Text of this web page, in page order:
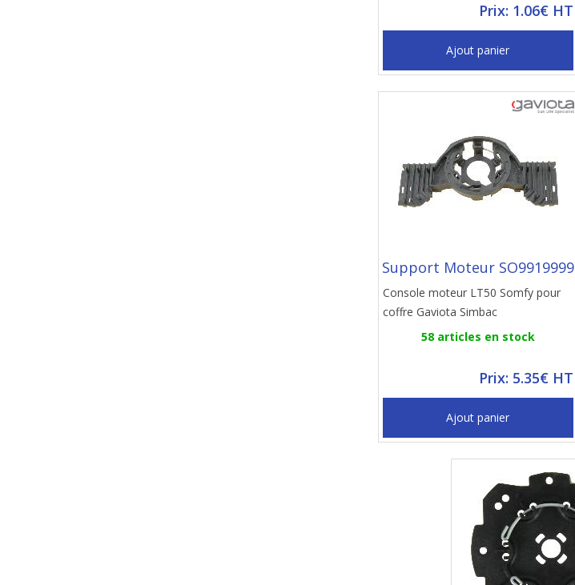
Prix: 1.06€ HT
Ajout panier
Support Moteur SO9919999
Console moteur LT50 Somfy pour
coffre Gaviota Simbac
58 articles en stock
Prix: 5.35€ HT
Ajout panier